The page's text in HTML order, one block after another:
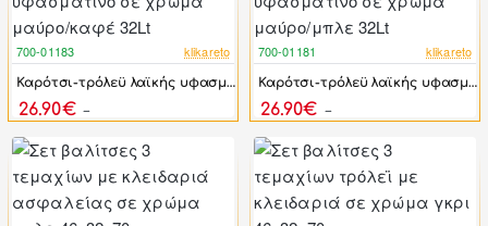
-49%
700-01183 klikareto
Καρότσι-τρόλεϋ λαϊκής υφασμάτινο σε χρώμα μαύρο/καφέ 32Lt
26.90€
-49%
700-01181 klikareto
Καρότσι-τρόλεϋ λαϊκής υφασμάτινο σε χρώμα μαύρο/μπλε 32Lt
26.90€